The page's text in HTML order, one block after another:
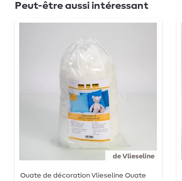
Peut-être aussi intéressant
de Vlieseline
Ouate de décoration Vlieseline Ouate